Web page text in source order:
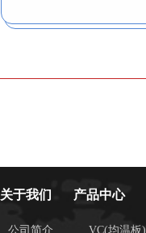
关于我们
公司简介
VC(均温板)
产品中心